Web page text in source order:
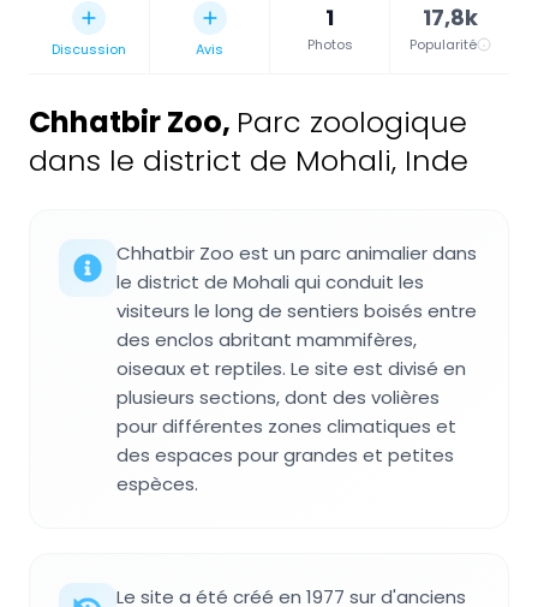
Discussion Avis
1
Photos
17,8k
Popularité
Chhatbir Zoo, Parc zoologique
dans le district de Mohali, Inde
Chhatbir Zoo est un parc animalier dans
le district de Mohali qui conduit les
visiteurs le long de sentiers boisés entre
des enclos abritant mammifères,
oiseaux et reptiles. Le site est divisé en
plusieurs sections, dont des volières
pour différentes zones climatiques et
des espaces pour grandes et petites
espèces.
Le site a été créé en 1977 sur d'anciens